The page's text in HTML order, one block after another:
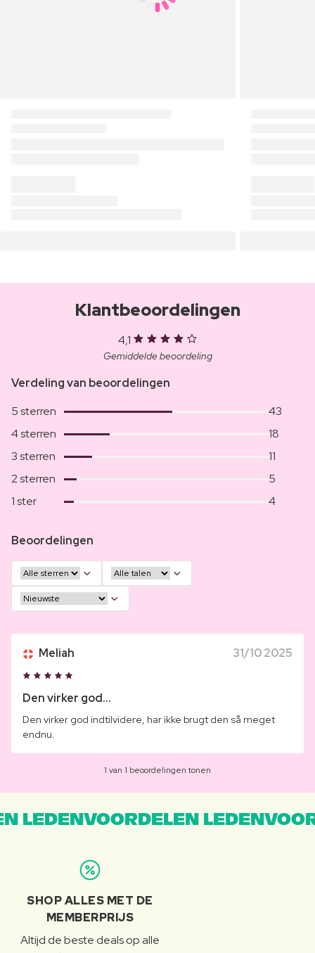
Klantbeoordelingen
4,1
Gemiddelde beoordeling
Verdeling van beoordelingen
5 sterren
43
4 sterren
18
3 sterren
11
2 sterren
5
1 ster
4
Beoordelingen
Meliah 31/10 2025
Den virker god...
Den virker god indtilvidere, har ikke brugt den så meget
endnu.
1 van 1 beoordelingen tonen
LEDENVOORDELEN
SHOP ALLES MET DE
MEMBERPRIJS
Altijd de beste deals op alle